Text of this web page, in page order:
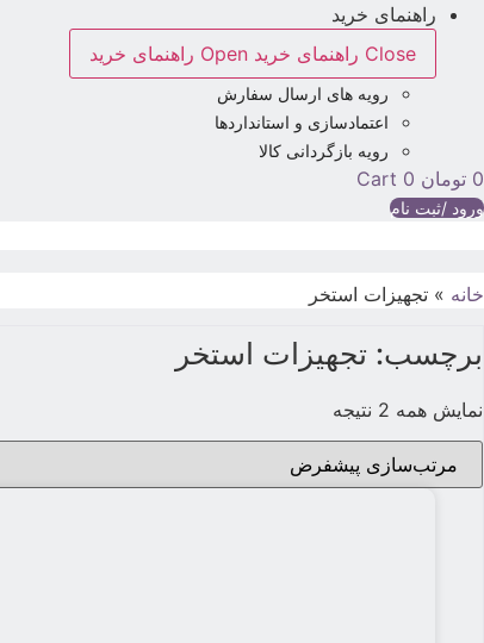
راهنمای خرید
Close راهنمای خرید
Open راهنمای خرید
رویه های ارسال سفارش
اعتمادسازی و استانداردها
رویه بازگردانی کالا
0 تومان 0
Cart
ورود /ثبت نام
خانه » تجهیزات استخر
برچسب: تجهیزات استخر
نمایش همه 2 نتیجه